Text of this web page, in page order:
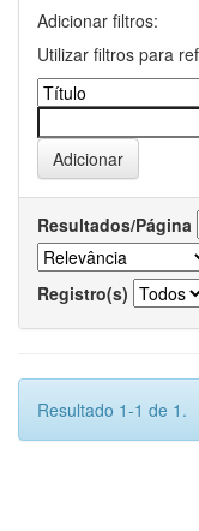
Adicionar filtros:
Utilizar filtros para
Resultados/Página
Registro(s)
Resultado 1-1 de 1.